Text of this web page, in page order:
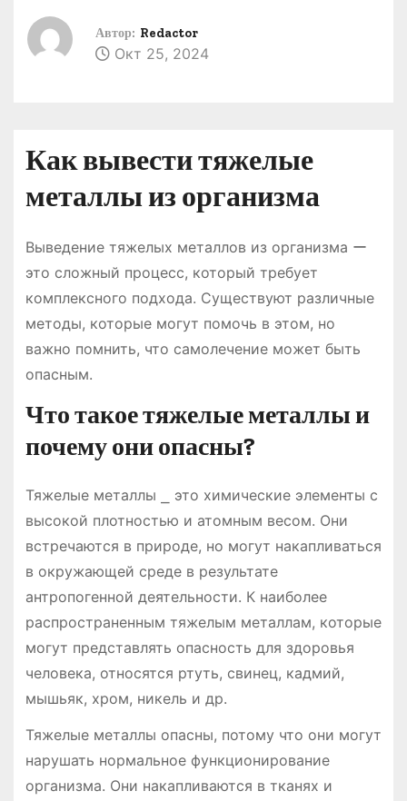
Автор: Redactor
Окт 25, 2024
Как вывести тяжелые
металлы из организма
Выведение тяжелых металлов из организма ー
это сложный процесс, который требует
комплексного подхода. Существуют различные
методы, которые могут помочь в этом, но
важно помнить, что самолечение может быть
опасным.
Что такое тяжелые металлы и
почему они опасны?
Тяжелые металлы ⎯ это химические элементы с
высокой плотностью и атомным весом. Они
встречаются в природе, но могут накапливаться
в окружающей среде в результате
антропогенной деятельности. К наиболее
распространенным тяжелым металлам, которые
могут представлять опасность для здоровья
человека, относятся ртуть, свинец, кадмий,
мышьяк, хром, никель и др.
Тяжелые металлы опасны, потому что они могут
нарушать нормальное функционирование
организма. Они накапливаются в тканях и